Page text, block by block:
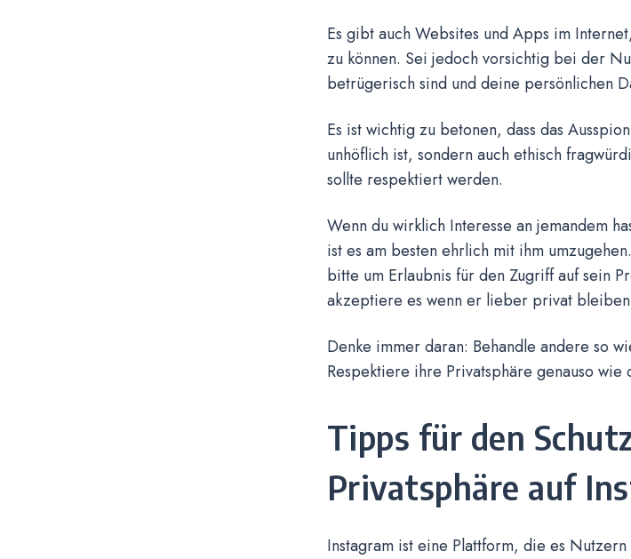
Es gibt auch Websites und Apps im
zu können. Sei jedoch vorsichtig bei der
betrügerisch sind und deine persönlichen
Es ist wichtig zu betonen, dass das
unhöflich ist, sondern auch ethisch
sollte respektiert werden.
Wenn du wirklich Interesse an jemandem
ist es am besten ehrlich mit ihm
bitte um Erlaubnis für den Zugriff auf sein
akzeptiere es wenn er lieber privat
Denke immer daran: Behandle andere so
Respektiere ihre Privatsphäre genauso
Tipps für den
Privatsphäre auf
Instagram ist eine Plattform, die es